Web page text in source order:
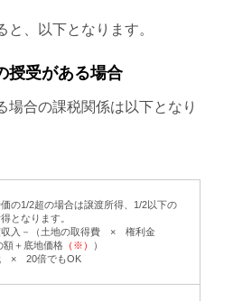
と、以下となります。
授受がある場合
場合の課税関係は以下となり
の1/2超の場合は譲渡所得、1/2以下の
となります。
収入－（土地の取得費 × 権利金
＋底地価格 （※）
）
× 20倍でもOK